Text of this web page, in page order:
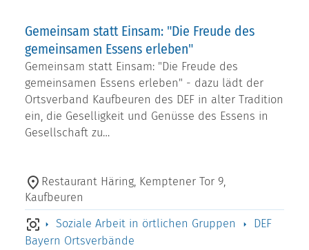
Gemeinsam statt Einsam: "Die Freude des
gemeinsamen Essens erleben"
Gemeinsam statt Einsam: "Die Freude des
gemeinsamen Essens erleben" - dazu lädt der
Ortsverband Kaufbeuren des DEF in alter Tradition
ein, die Geselligkeit und Genüsse des Essens in
Gesellschaft zu…
Restaurant Häring, Kemptener Tor 9,
Kaufbeuren
Soziale Arbeit in örtlichen Gruppen
DEF
Bayern Ortsverbände